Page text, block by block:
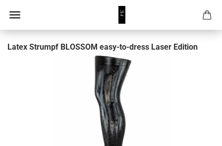
Latex Strumpf BLOSSOM easy-to-dress Laser Edition